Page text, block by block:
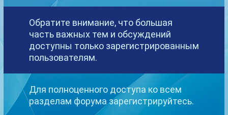
Другие варианты поиска
Найдено: 1 результат
Обратите внимание, что большая
часть важных тем и обсуждений
доступны только зарегистрированным
пользователям.
Для полноценного доступа ко всем
разделам форума зарегистрируйтесь.